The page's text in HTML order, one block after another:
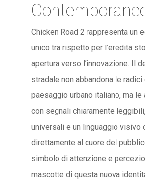
Chicken Road 2 rappresenta un
unico tra rispetto per l’eredità
apertura verso l’innovazione. Il
stradale non abbandona le radici
paesaggio urbano italiano, ma le
con segnali chiaramente
universali e un linguaggio visivo
direttamente al cuore del
simbolo di attenzione e
mascotte di questa nuova